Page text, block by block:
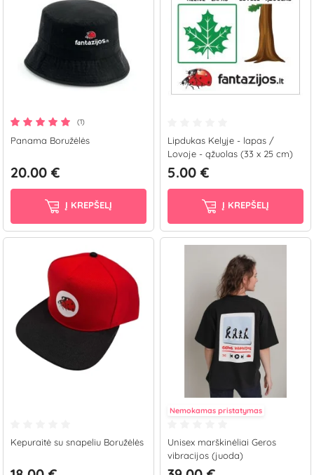
(1)
Panama Boružėlės
20.00 €
Į KREPŠELĮ
Lipdukas Kelyje - lapas /
Lovoje - ąžuolas (33 x 25 cm)
5.00 €
Į KREPŠELĮ
Kepuraitė su snapeliu Boružėlės
Nemokamas pristatymas
Unisex marškinėliai Geros
vibracijos (juoda)